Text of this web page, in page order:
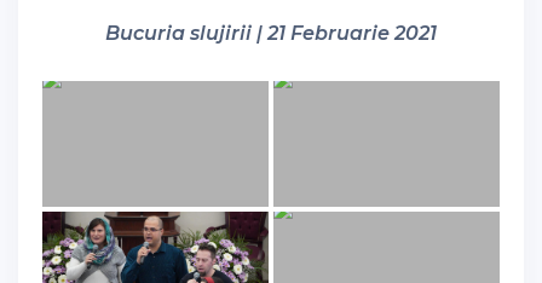
Bucuria slujirii | 21 Februarie 2021